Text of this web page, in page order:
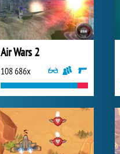
Air Wars 2
108 686x